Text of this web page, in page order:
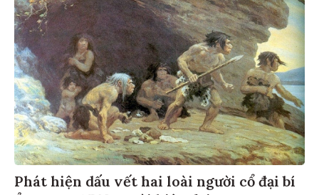
Phát hiện dấu vết hai loài người cổ đại bí